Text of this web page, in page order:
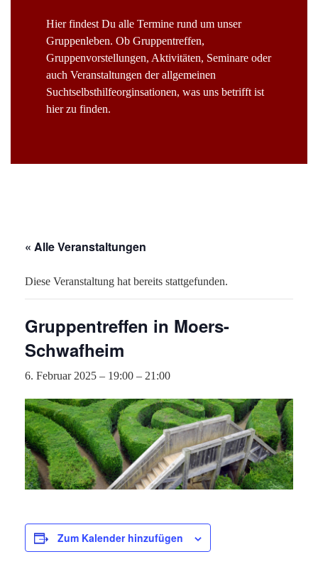
Hier findest Du alle Termine rund um unser
Gruppenleben. Ob Gruppentreffen,
Gruppenvorstellungen, Aktivitäten, Seminare oder
auch Veranstaltungen der allgemeinen
Suchtselbsthilfeorginsationen, was uns betrifft ist
hier zu finden.
« Alle Veranstaltungen
Diese Veranstaltung hat bereits stattgefunden.
Gruppentreffen in Moers-
Schwafheim
6. Februar 2025 – 19:00 – 21:00
Zum Kalender hinzufügen